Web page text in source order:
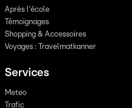
Après l'école
Témoignages
Shopping & Accessoires
Voyages : Travelmatkanner
Services
Meteo
Trafic